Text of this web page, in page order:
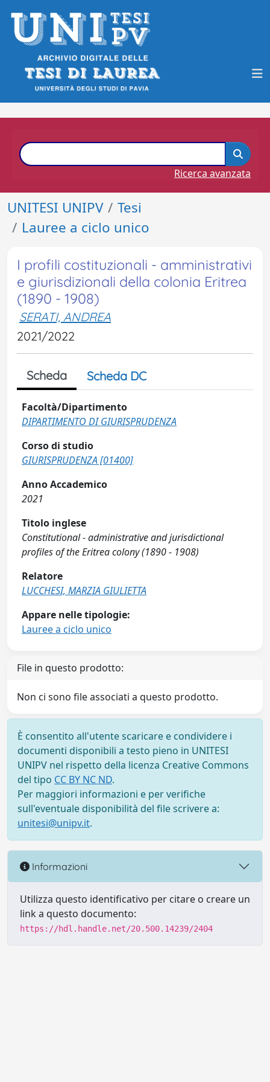
Ricerca avanzata
UNITESI UNIPV
Tesi
Lauree a ciclo unico
I profili costituzionali - amministrativi
e giurisdizionali della colonia Eritrea
(1890 - 1908)
SERATI, ANDREA
2021/2022
Scheda Scheda DC
Facoltà/Dipartimento
DIPARTIMENTO DI GIURISPRUDENZA
Corso di studio
GIURISPRUDENZA [01400]
Anno Accademico
2021
Titolo inglese
Constitutional - administrative and jurisdictional
profiles of the Eritrea colony (1890 - 1908)
Relatore
LUCCHESI, MARZIA GIULIETTA
Appare nelle tipologie:
Lauree a ciclo unico
File in questo prodotto:
Non ci sono file associati a questo prodotto.
È consentito all'utente scaricare e condividere i
documenti disponibili a testo pieno in UNITESI
UNIPV nel rispetto della licenza Creative Commons
del tipo CC BY NC ND.
Per maggiori informazioni e per verifiche
sull'eventuale disponibilità del file scrivere a:
unitesi@unipv.it.
Informazioni
Utilizza questo identificativo per citare o creare un
link a questo documento:
https://hdl.handle.net/20.500.14239/2404